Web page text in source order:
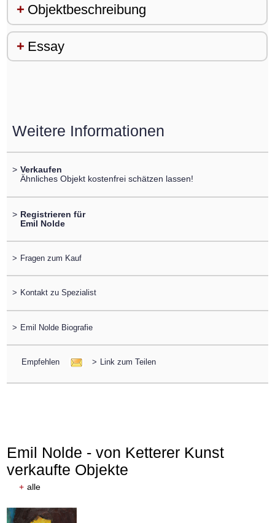
Objektbeschreibung
Essay
Weitere Informationen
> Verkaufen
Ähnliches Objekt kostenfrei schätzen lassen!
> Registrieren für
Emil Nolde
> Fragen zum Kauf
> Kontakt zu Spezialist
> Emil Nolde Biografie
Empfehlen > Link zum Teilen
Emil Nolde - von Ketterer Kunst
verkaufte Objekte
+ alle